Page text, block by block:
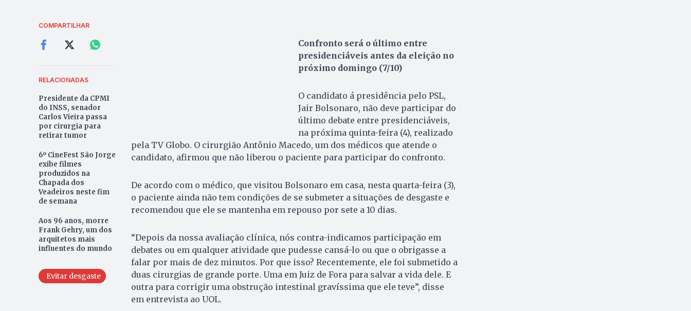
COMPARTILHAR
RELACIONADAS
Presidente da CPMI
do INSS, senador
Carlos Vieira passa
por cirurgia para
retirar tumor
6º CineFest São Jorge
exibe filmes
produzidos na
Chapada dos
Veadeiros neste fim
de semana
Aos 96 anos, morre
Frank Gehry, um dos
arquitetos mais
influentes do mundo
Evitar desgaste
Confronto será o último entre
presidenciáveis antes da eleição no
próximo domingo (7/10)
O candidato á presidência pelo PSL,
Jair Bolsonaro, não deve participar do
último debate entre presidenciáveis,
na próxima quinta-feira (4), realizado
pela TV Globo. O cirurgião Antônio Macedo, um dos médicos que atende o
candidato, afirmou que não liberou o paciente para participar do confronto.
De acordo com o médico, que visitou Bolsonaro em casa, nesta quarta-feira (3),
o paciente ainda não tem condições de se submeter a situações de desgaste e
recomendou que ele se mantenha em repouso por sete a 10 dias.
“Depois da nossa avaliação clínica, nós contra-indicamos participação em
debates ou em qualquer atividade que pudesse cansá-lo ou que o obrigasse a
falar por mais de dez minutos. Por que isso? Recentemente, ele foi submetido a
duas cirurgias de grande porte. Uma em Juiz de Fora para salvar a vida dele. E
outra para corrigir uma obstrução intestinal gravíssima que ele teve”, disse
em entrevista ao UOL.